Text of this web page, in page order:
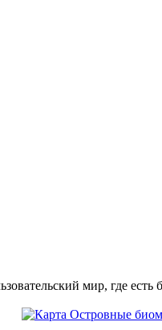
мир, где